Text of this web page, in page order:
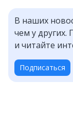
В наших
чем у других.
и читайте
Подписаться